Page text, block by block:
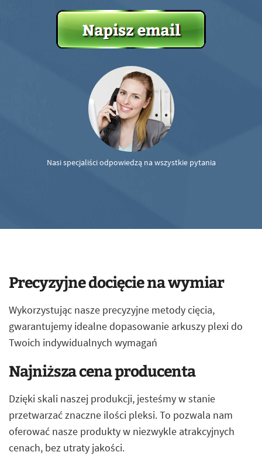
Nasi specjaliści odpowiedzą na wszystkie pytania
Precyzyjne docięcie na wymiar
Wykorzystując nasze precyzyjne metody cięcia,
gwarantujemy idealne dopasowanie arkuszy plexi do
Twoich indywidualnych wymagań
Najniższa cena producenta
Dzięki skali naszej produkcji, jesteśmy w stanie
przetwarzać znaczne ilości pleksi. To pozwala nam
oferować nasze produkty w niezwykle atrakcyjnych
cenach, bez utraty jakości.